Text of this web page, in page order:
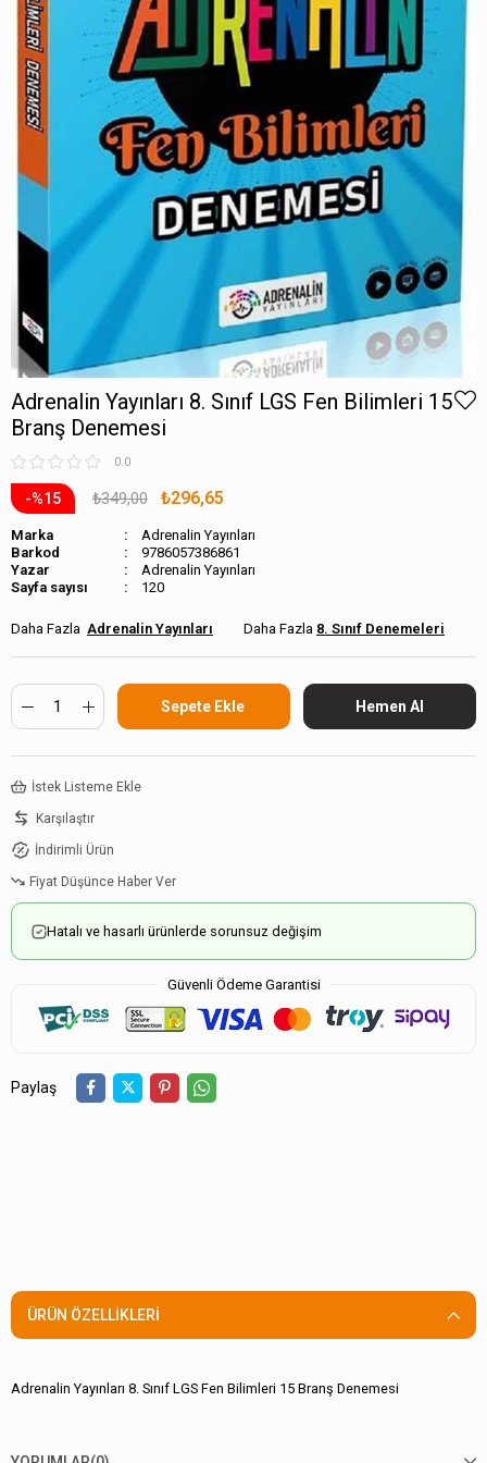
Adrenalin Yayınları 8. Sınıf LGS Fen Bilimleri 15
Branş Denemesi
0.0
15 ₺349,00 ₺296,65
Marka
Adrenalin Yayınları
Barkod
9786057386861
Adrenalin Yayınları
Sayfa sayısı
120
Adrenalin Yayınları 8. Sınıf Denemeleri
İstek Listeme Ekle
Karşılaştır
İndirimli Ürün
Fiyat Düşünce Haber Ver
Hatalı ve hasarlı ürünlerde sorunsuz değişim
Güvenli Ödeme Garantisi
Paylaş
ÜRÜN ÖZELLIKLERI
Adrenalin Yayınları 8. Sınıf LGS Fen Bilimleri 15 Branş Denemesi